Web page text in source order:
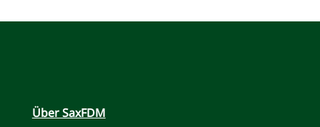
Über SaxFDM